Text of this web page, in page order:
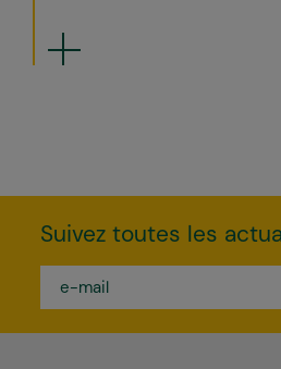
Suivez toutes les
mail